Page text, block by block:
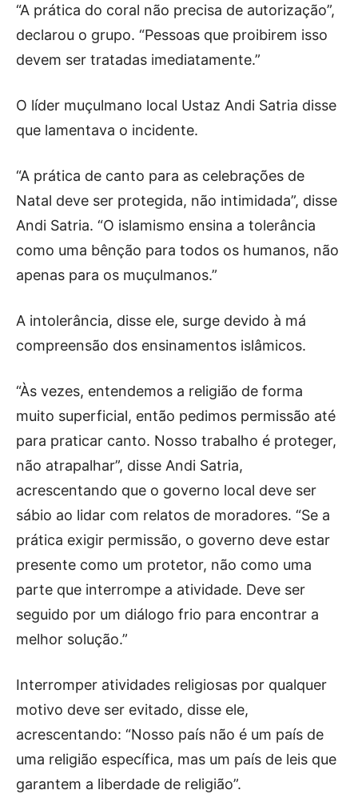
“A prática do coral não precisa de autorização”,
declarou o grupo. “Pessoas que proibirem isso
devem ser tratadas imediatamente.”
O líder muçulmano local Ustaz Andi Satria disse
que lamentava o incidente.
“A prática de canto para as celebrações de
Natal deve ser protegida, não intimidada”, disse
Andi Satria. “O islamismo ensina a tolerância
como uma bênção para todos os humanos, não
apenas para os muçulmanos.” ​​
A intolerância, disse ele, surge devido à má
compreensão dos ensinamentos islâmicos.
“Às vezes, entendemos a religião de forma
muito superficial, então pedimos permissão até
para praticar canto. Nosso trabalho é proteger,
não atrapalhar”, disse Andi Satria,
acrescentando que o governo local deve ser
sábio ao lidar com relatos de moradores. “Se a
prática exigir permissão, o governo deve estar
presente como um protetor, não como uma
parte que interrompe a atividade. Deve ser
seguido por um diálogo frio para encontrar a
melhor solução.”
Interromper atividades religiosas por qualquer
motivo deve ser evitado, disse ele,
acrescentando: “Nosso país não é um país de
uma religião específica, mas um país de leis que
garantem a liberdade de religião”.